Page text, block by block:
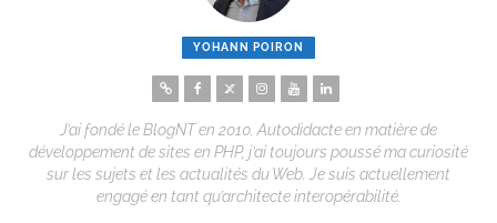
YOHANN POIRON
J’ai fondé le BlogNT en 2010. Autodidacte en matière de
développement de sites en PHP, j’ai toujours poussé ma curiosité
sur les sujets et les actualités du Web. Je suis actuellement
engagé en tant qu’architecte interopérabilité.